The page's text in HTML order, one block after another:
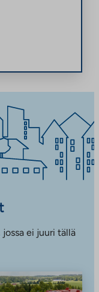
ei juuri tällä